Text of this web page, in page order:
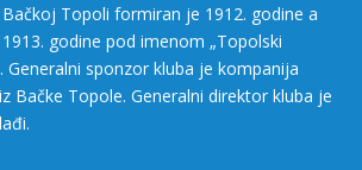
Topoli formiran je 1912. godine a
godine pod imenom „Topolski
Generalni sponzor kluba je kompanija
Bačke Topole. Generalni direktor kluba je